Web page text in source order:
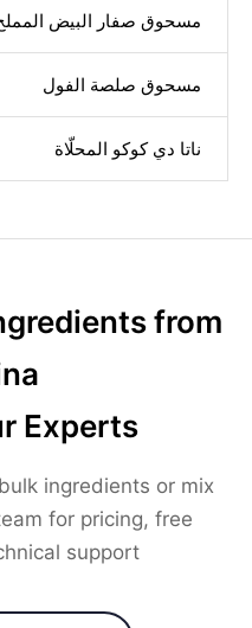
مسحوق صفار البيض
مسحوق صلصة الفول
ناتا دي كوكو المحلّاة
from
Experts
ingredients or mix
for pricing, free
support.